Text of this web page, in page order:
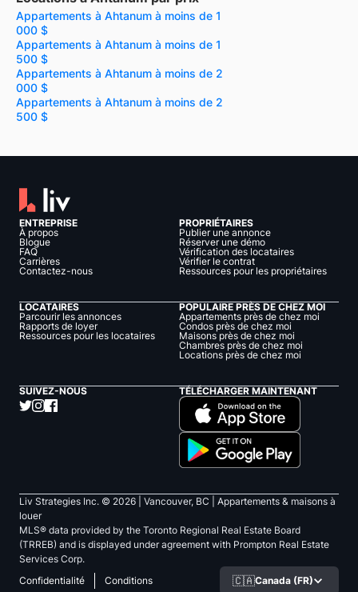
Appartements à Ahtanum à moins de 1
000 $
Appartements à Ahtanum à moins de 1
500 $
Appartements à Ahtanum à moins de 2
000 $
Appartements à Ahtanum à moins de 2
500 $
ENTREPRISE
À propos
Blogue
FAQ
Carrières
Contactez-nous
PROPRIÉTAIRES
Publier une annonce
Réserver une démo
Vérification des locataires
Vérifier le contrat
Ressources pour les propriétaires
LOCATAIRES
Parcourir les annonces
Rapports de loyer
Ressources pour les locataires
POPULAIRE PRÈS DE CHEZ MOI
Appartements près de chez moi
Condos près de chez moi
Maisons près de chez moi
Chambres près de chez moi
Locations près de chez moi
SUIVEZ-NOUS TÉLÉCHARGER MAINTENANT
Liv Strategies Inc. © 2026 | Vancouver, BC |
Appartements & maisons à
louer
MLS® data provided by the Toronto Regional Real Estate Board
(TRREB) and is displayed under agreement with Prompton Real Estate
Services Corp.
Confidentialité
Conditions 🇨🇦Canada (FR)